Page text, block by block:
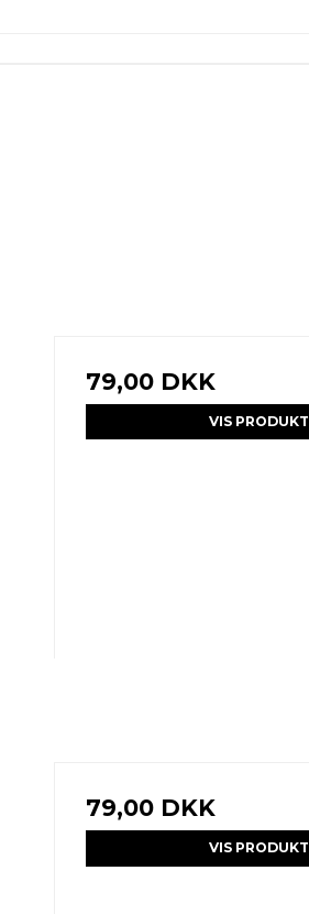
79,00 DKK
VIS PRODUKT
79,00 DKK
VIS PRODUKT